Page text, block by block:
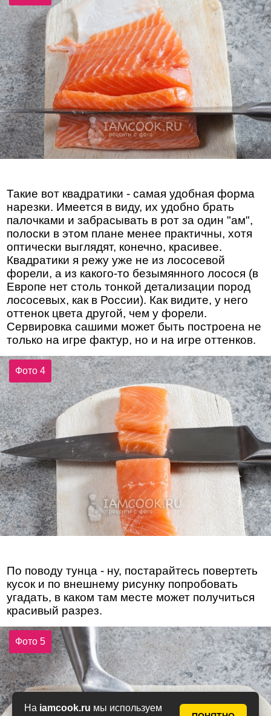
На iamcook.ru мы используем
Такие вот квадратики - самая удобная форма
нарезки. Имеется в виду, их удобно брать
палочками и забрасывать в рот за один "ам",
полоски в этом плане менее практичны, хотя
оптически выглядят, конечно, красивее.
Квадратики я режу уже не из лососевой
форели, а из какого-то безымянного лосося (в
Европе нет столь тонкой детализации пород
лососевых, как в России). Как видите, у него
оттенок цвета другой, чем у форели.
Сервировка сашими может быть построена не
только на игре фактур, но и на игре оттенков.
Фото 4
По поводу тунца - ну, постарайтесь повертеть
кусок и по внешнему рисунку попробовать
угадать, в каком там месте может получиться
красивый разрез.
Фото 5